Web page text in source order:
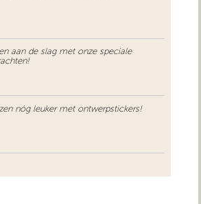
aan de slag met onze speciale
nóg leuker met ontwerpstickers!